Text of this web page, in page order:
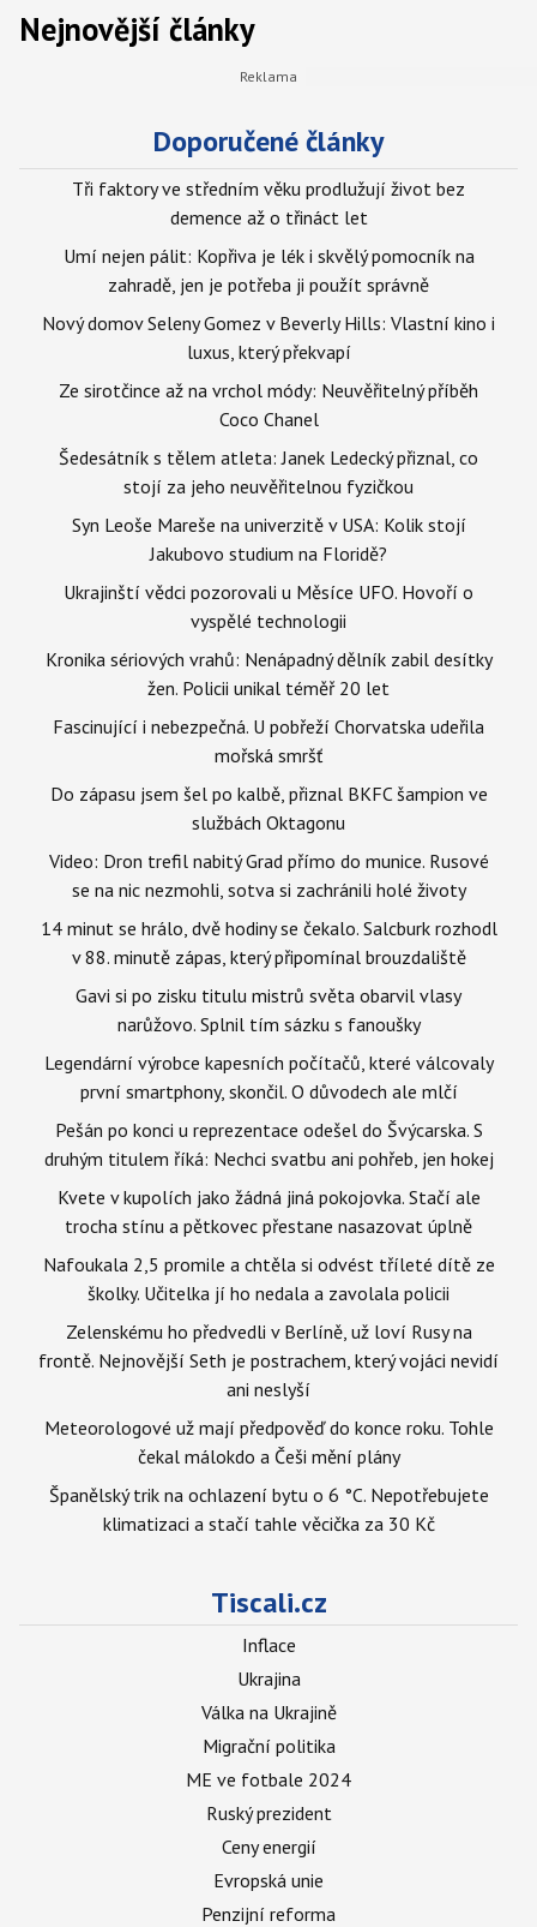
Nejnovější články
Doporučené články
Tři faktory ve středním věku prodlužují život bez
demence až o třináct let
Umí nejen pálit: Kopřiva je lék i skvělý pomocník na
zahradě, jen je potřeba ji použít správně
Nový domov Seleny Gomez v Beverly Hills: Vlastní kino i
luxus, který překvapí
Ze sirotčince až na vrchol módy: Neuvěřitelný příběh
Coco Chanel
Šedesátník s tělem atleta: Janek Ledecký přiznal, co
stojí za jeho neuvěřitelnou fyzičkou
Syn Leoše Mareše na univerzitě v USA: Kolik stojí
Jakubovo studium na Floridě?
Ukrajinští vědci pozorovali u Měsíce UFO. Hovoří o
vyspělé technologii
Kronika sériových vrahů: Nenápadný dělník zabil desítky
žen. Policii unikal téměř 20 let
Fascinující i nebezpečná. U pobřeží Chorvatska udeřila
mořská smršť
Do zápasu jsem šel po kalbě, přiznal BKFC šampion ve
službách Oktagonu
Video: Dron trefil nabitý Grad přímo do munice. Rusové
se na nic nezmohli, sotva si zachránili holé životy
14 minut se hrálo, dvě hodiny se čekalo. Salcburk rozhodl
v 88. minutě zápas, který připomínal brouzdaliště
Gavi si po zisku titulu mistrů světa obarvil vlasy
narůžovo. Splnil tím sázku s fanoušky
Legendární výrobce kapesních počítačů, které válcovaly
první smartphony, skončil. O důvodech ale mlčí
Pešán po konci u reprezentace odešel do Švýcarska. S
druhým titulem říká: Nechci svatbu ani pohřeb, jen hokej
Kvete v kupolích jako žádná jiná pokojovka. Stačí ale
trocha stínu a pětkovec přestane nasazovat úplně
Nafoukala 2,5 promile a chtěla si odvést tříleté dítě ze
školky. Učitelka jí ho nedala a zavolala policii
Zelenskému ho předvedli v Berlíně, už loví Rusy na
frontě. Nejnovější Seth je postrachem, který vojáci nevidí
ani neslyší
Meteorologové už mají předpověď do konce roku. Tohle
čekal málokdo a Češi mění plány
Španělský trik na ochlazení bytu o 6 °C. Nepotřebujete
klimatizaci a stačí tahle věcička za 30 Kč
Tiscali.cz
Inflace
Ukrajina
Válka na Ukrajině
Migrační politika
ME ve fotbale 2024
Ruský prezident
Ceny energií
Evropská unie
Penzijní reforma